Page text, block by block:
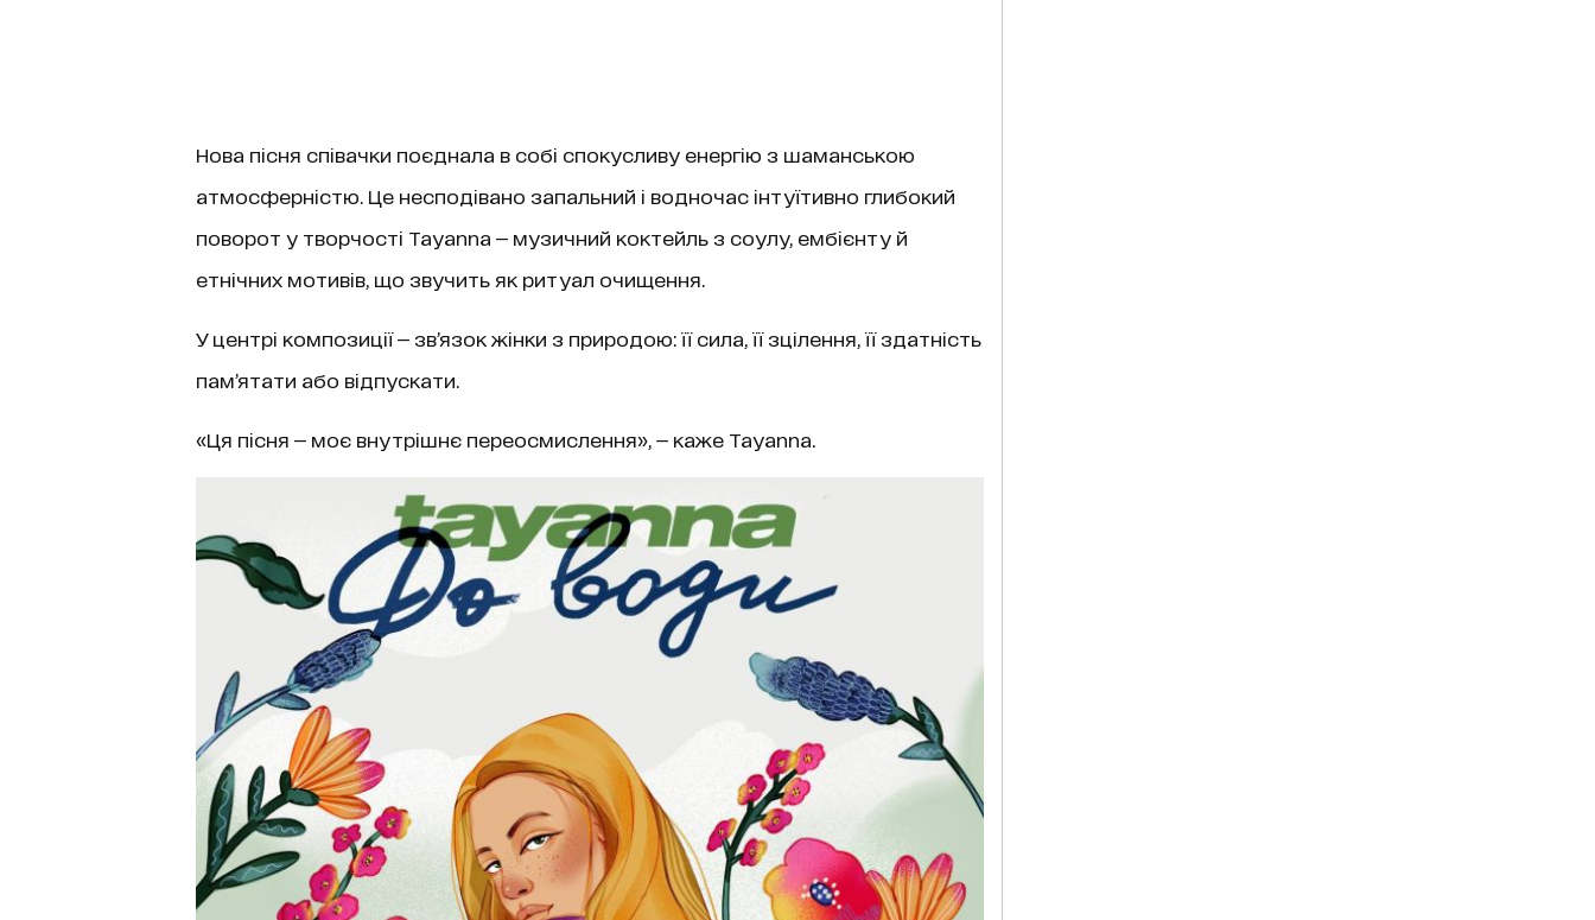
Нова пісня співачки поєднала в собі спокусливу енергію з шаманською
атмосферністю. Це несподівано запальний і водночас інтуїтивно глибокий
поворот у творчості Tayanna — музичний коктейль з соулу, ембієнту й
етнічних мотивів, що звучить як ритуал очищення.
У центрі композиції — зв’язок жінки з природою: її сила, її зцілення, її здатність
пам’ятати або відпускати.
«Ця пісня — моє внутрішнє переосмислення», — каже Tayanna.